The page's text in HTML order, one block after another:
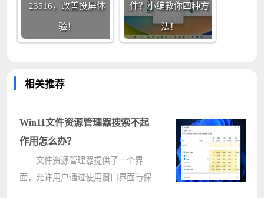
23516，改善投屏体
验！
件？小编教你四种方
法！
相关推荐
Win11文件资源管理器搜索不起
作用怎么办？
文件资源管理器提供了一个界
面，允许用户通过使用窗口界面与保